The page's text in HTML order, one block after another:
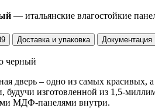
— итальянские влагостойкие
Доставка и упаковка Документация
черный
дверь – одно из самых красивых,
будучи изготовленной из 1,5-
МДФ-панелями внутри.